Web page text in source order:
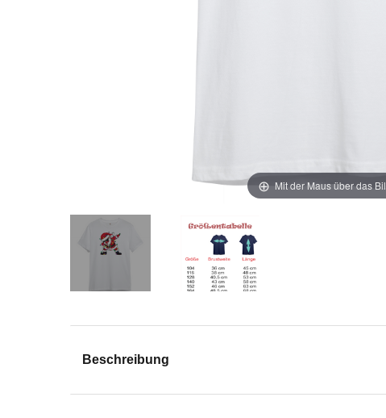
Mit der Maus über das
Beschreibung